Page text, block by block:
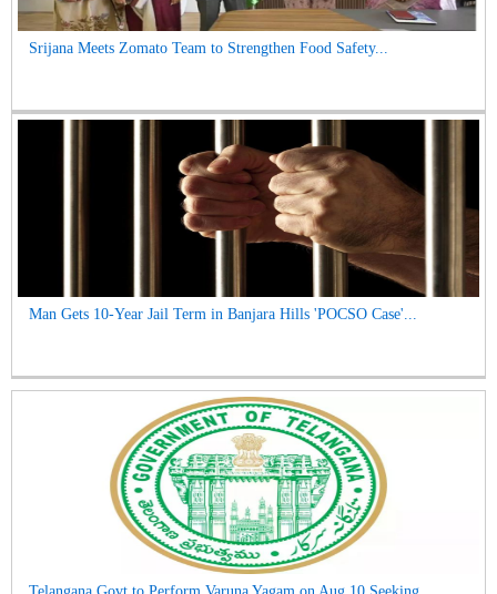
Srijana Meets Zomato Team to Strengthen Food Safety...
Man Gets 10-Year Jail Term in Banjara Hills 'POCSO Case'...